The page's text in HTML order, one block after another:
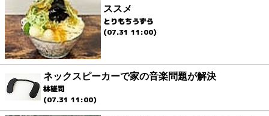
ススメ
とりもちうずら
(07.31 11:00)
ネックスピーカーで家の音楽問題が解決
林雄司
(07.31 11:00)